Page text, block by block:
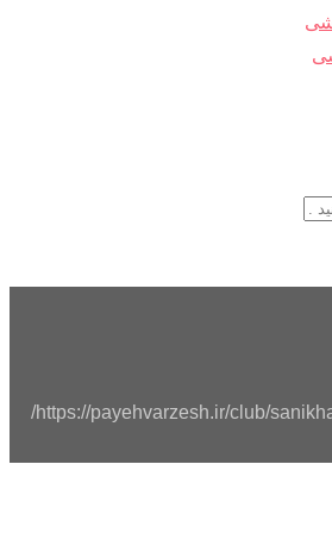
https://payehvarzesh.ir/club/